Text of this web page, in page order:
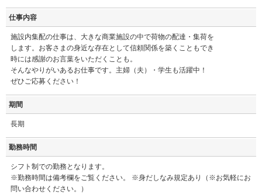
仕事内容
施設内集配の仕事は、大きな商業施設の中で荷物の配達・集荷を
します。お客さまの身近な存在として信頼関係を築くこともでき
時には感謝のお言葉をいただくことも。
そんなやりがいあるお仕事です。主婦（夫）・学生も活躍中！
ぜひご応募ください！
期間
長期
勤務時間
シフト制での勤務となります。
※勤務時間は備考欄をご覧ください。 ※身だしなみ規定あり（※お気軽にお
問い合わせください。）